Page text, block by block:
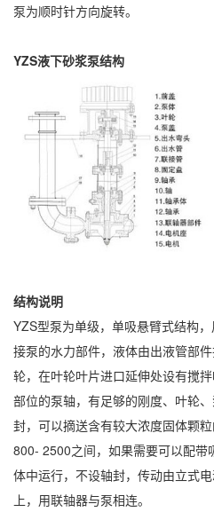
泵为顺时针方向旋转。
YZS液下砂浆泵结构
结构说明
YZS型泵为单级，单吸悬臂式结构
接泵的水力部件，液体由出液管部
轮，在叶轮叶片进口延伸处设有搅
部位的泵轴，有足够的刚度、叶轮
封，可以摘送含有较大浓度固体颗
800- 2500之间，如果需要可以配带
体中运行，不设轴封，传动由立式
上，用联轴器与泵相连。